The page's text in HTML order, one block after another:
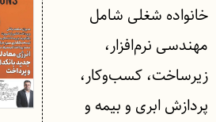
خانواده شغلی شامل
مهندسی نرم‌افزار،
زیرساخت، کسب‌وکار،
پردازش ابری و بیمه و